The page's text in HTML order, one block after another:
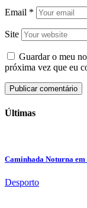
Email *
Site
Guardar o meu
próxima vez que eu
Últimas
Caminhada Noturna em
Desporto